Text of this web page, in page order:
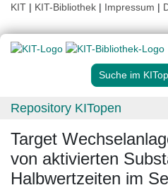
KIT | KIT-Bibliothek | Impressum |
Suche im
Repository KITopen
Target
von aktivierten
Halbwertzeiten im